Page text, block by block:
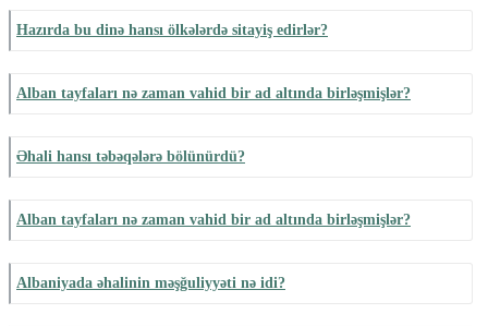
Hazırda bu dinə hansı ölkələrdə sitayiş edirlər?
Alban tayfaları nə zaman vahid bir ad altında birləşmişlər?
Əhali hansı təbəqələrə bölünürdü?
Alban tayfaları nə zaman vahid bir ad altında birləşmişlər?
Albaniyada əhalinin məşğuliyyəti nə idi?